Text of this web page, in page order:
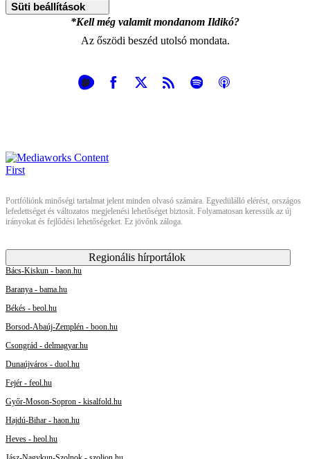
Süti beállítások
*Kell még valamit mondanom Ildikó?
Az őszödi beszéd utolsó mondata.
Portfóliónk minőségi tartalmat jelent minden olvasó számára. Egyedülálló elérést, országos
lefedettséget és változatos megjelenési lehetőséget biztosít. Folyamatosan keressük az új
irányokat és fejlődési lehetőségeket. Ez jövőnk záloga.
Regionális hírportálok
Bács-Kiskun - baon.hu
Baranya - bama.hu
Békés - beol.hu
Borsod-Abaúj-Zemplén - boon.hu
Csongrád - delmagyar.hu
Dunaújváros - duol.hu
Fejér - feol.hu
Győr-Moson-Sopron - kisalfold.hu
Hajdú-Bihar - haon.hu
Heves - heol.hu